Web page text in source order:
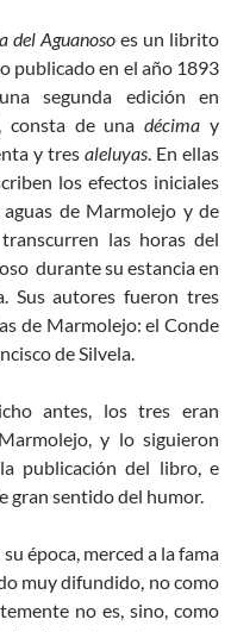
del Aguanoso es un librito
publicado en el año 1893
segunda edición en
consta de unadécima y
y tres aleluyas . En ellas
los efectos iniciales
aguas de Marmolejo y de
las horas del
durante su estancia en
Sus autores fueron tres
de Marmolejo: el Conde
de Silvela.
antes, los tres eran
y lo siguieron
publicación del libro, e
gran sentido del humor.
época, merced a la fama
muy difundido, no como
no es, sino, como